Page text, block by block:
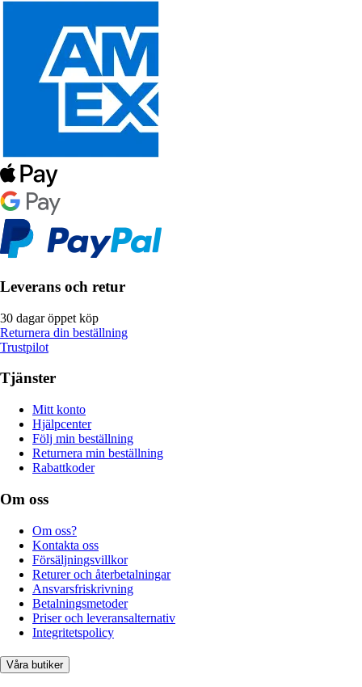
Leverans och retur
30 dagar öppet köp
Returnera din beställning
Trustpilot
Tjänster
Mitt konto
Hjälpcenter
Följ min beställning
Returnera min beställning
Rabattkoder
Om oss
Om oss?
Kontakta oss
Försäljningsvillkor
Returer och återbetalningar
Ansvarsfriskrivning
Betalningsmetoder
Priser och leveransalternativ
Integritetspolicy
Våra butiker